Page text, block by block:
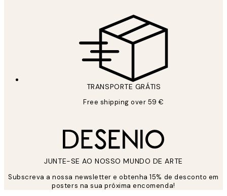
TRANSPORTE GRÁTIS
Free shipping over 59 €
JUNTE-SE AO NOSSO MUNDO DE ARTE
Subscreva a nossa newsletter e obtenha 15% de desconto em
posters na sua próxima encomenda!